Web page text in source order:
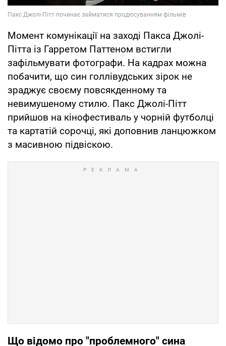
Момент комунікації на заході Пакса Джолі-
Пітта із Гарретом Паттеном встигли
зафільмувати фотографи. На кадрах можна
побачити, що син голлівудських зірок не
зраджує своєму повсякденному та
невимушеному стилю. Пакс Джолі-Пітт
прийшов на кінофестиваль у чорній футболці
та картатій сорочці, які доповнив ланцюжком
з масивною підвіскою.
Що відомо про "проблемного" сина